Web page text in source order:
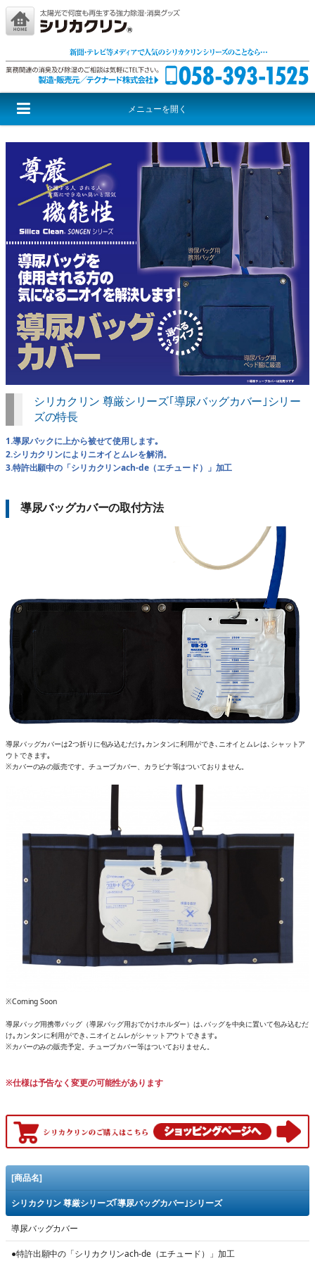
メニューを開く
尊厳シリーズ 音援団シリーズ レッドウルフ
シリカクリン 尊厳シリーズ｢導尿バッグカバー｣シリー
ズの特長
1.導尿バックに上から被せて使用します｡
2.シリカクリンによりニオイとムレを解消。
3.特許出願中の「シリカクリンach-de（エチュード）」加工
導尿バッグカバーの取付方法
導尿バッグカバーは2つ折りに包み込むだけ｡カンタンに利用ができ､ニオイとムレは､シャットア
ウトできます｡
※カバーのみの販売です。チューブカバー、カラビナ等はついておりません。
※Coming Soon
導尿バッグ用携帯バッグ（導尿バッグ用おでかけホルダー）は､バッグを中央に置いて包み込むだ
け｡カンタンに利用ができ､ニオイとムレがシャットアウトできます｡
※カバーのみの販売予定。チューブカバー等はついておりません。
※仕様は予告なく変更の可能性があります
[商品名]
シリカクリン 尊厳シリーズ｢導尿バッグカバー｣シリーズ
導尿バッグカバー
●特許出願中の「シリカクリンach-de（エチュード）」加工